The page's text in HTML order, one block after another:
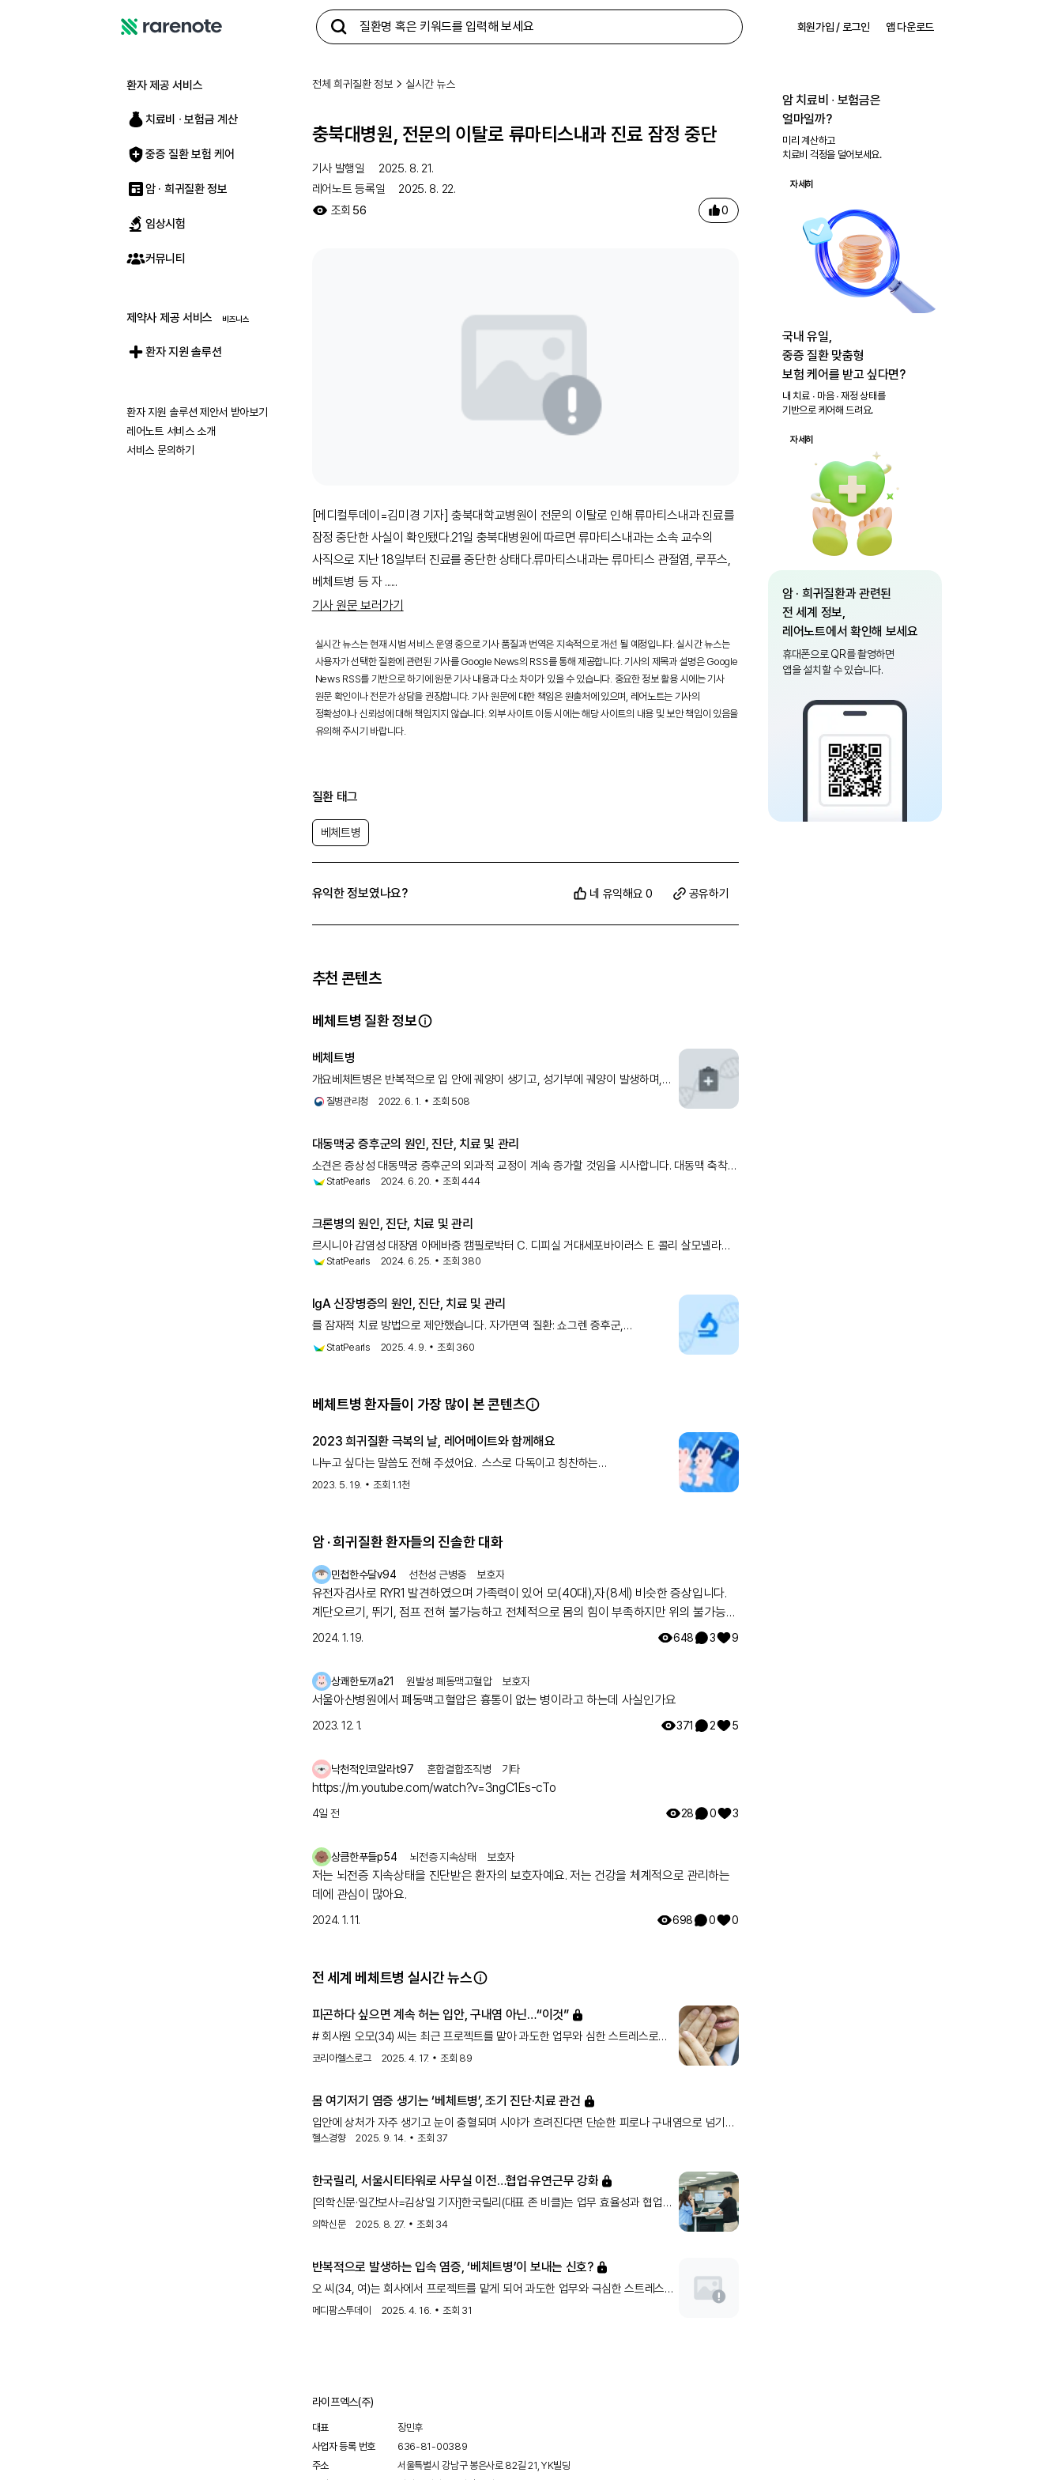
트
회원가입 / 로그인 앱 다운로드
환자 제공 서비스
치료비 ∙ 보험금 계산
중증 질환 보험 케어
암 · 희귀질환 정보
임상시험
커뮤니티
제약사 제공 서비스
환자 지원 솔루션
환자 지원 솔루션 제안서 받아보기
레어노트 서비스 소개
서비스 문의하기
전체 희귀질환 정보 실시간 뉴스
충북대병원, 전문의 이탈로 류마티스내과 진료 잠정 중단
기사 발행일
2025. 8. 21.
레어노트 등록일
2025. 8. 22.
조회 56 0
[메디컬투데이=김미경 기자] 충북대학교병원이 전문의 이탈로 인해 류마티스내과 진료를
잠정 중단한 사실이 확인됐다.21일 충북대병원에 따르면 류마티스내과는 소속 교수의
사직으로 지난 18일부터 진료를 중단한 상태다.류마티스내과는 류마티스 관절염, 루푸스,
베체트병 등 자 ......
기사 원문 보러가기
실시간 뉴스는 현재 시범 서비스 운영 중으로 기사 품질과 번역은 지속적으로 개선 될 예정입니다. 실시간 뉴스는
사용자가 선택한 질환에 관련된 기사를 Google News의 RSS를 통해 제공합니다. 기사의 제목과 설명은 Google
News RSS를 기반으로 하기에 원문 기사 내용과 다소 차이가 있을 수 있습니다. 중요한 정보 활용 시에는 기사
원문 확인이나 전문가 상담을 권장합니다. 기사 원문에 대한 책임은 원출처에 있으며, 레어노트는 기사의
정확성이나 신뢰성에 대해 책임지지 않습니다. 외부 사이트 이동 시에는 해당 사이트의 내용 및 보안 책임이 있음을
유의해 주시기 바랍니다.
질환 태그
베체트병
유익한 정보였나요? 네 유익해요 0 공유하기
추천 콘텐츠
베체트병 질환 정보
베체트병
개요베체트병은 반복적으로 입 안에 궤양이 생기고, 성기부에 궤양이 발생하며,
경우에 따라서는 눈 안에 염증이 발생해서
질병관리청 2022. 6. 1. 조회 508
대동맥궁 증후군의 원인, 진단, 치료 및 관리
소견은 증상성 대동맥궁 증후군의 외과적 교정이 계속 증가할 것임을 시사합니다. 대동맥 축착
동맥경화증 베체트병 거대 세포 동맥염 Ig-G4 관련 질환 가와사키병 류마티스 관절염
StatPearls 2024. 6. 20. 조회444
크론병의 원인, 진단, 치료 및 관리
르시니아 감염성 대장염 아메바증 캠필로박터 C. 디피실 거대세포바이러스 E. 콜리 살모넬라
시겔라 비감염성 베체트병 일반 변이 면역 결핍증 게실염 약물 유발 대장염(예: 비스테로이드성
StatPearls 2024. 6. 25. 조회 380
IgA 신장병증의 원인, 진단, 치료 및 관리
를 잠재적 치료 방법으로 제안했습니다. 자가면역 질환: 쇼그렌 증후군,
척추관절염, 전신성 홍반성 루푸스, 베체트병을 포함한 자가면역 질환이 IgA
StatPearls 2025. 4. 9. 조회 360
베체트병 환자들이 가장 많이 본 콘텐츠
2023 희귀질환 극복의 날, 레어메이트와 함께해요
나누고 싶다는 말씀도 전해 주셨어요. 스스로 다독이고 칭찬하는
귀여운샴고앵스님 귀여운샴고앵스님은 8년 전 베체트병을 진단받으셨어요.
2023. 5. 19. 조회 1.1천
암 · 희귀질환 환자들의 진솔한 대화
민첩한수달v94 선천성 근병증 보호자
유전자검사로 RYR1 발견하였으며 가족력이 있어 모(40대),자(8세) 비슷한 증상입니다.
계단오르기, 뛰기, 점프 전혀 불가능하고 전체적으로 몸의 힘이 부족하지만 위의 불가능한
점을 빼고는 힘들지만 일상생활 가능합니다. 모의 유아시절인 35년전 서울대병원 진료를
지내다가 출산후 첫째아이도 같은 증상으로 서울대병원 방문하여 근육병의심으로 여러
검사를 하였으나 정확한 이유는 찾지 못했고 국내에는 없는 유형이며 다른나라에도 같은
케이스가 있나 알아보기로 하고 주기적으로 외래만 다녔습니다. 그렇게 아이가 7세가 되
고 지방병원에서 ryr1 발견하였고 드디어 모자 모두 최종진단 받았어요. 이 글 작성후 한달
기다려보자고 하십니다 ㅠㅠ
2024. 1. 19. 648 3 9
상쾌한토끼a21 원발성 폐동맥고혈압 보호자
서울아산병원에서 폐동맥고혈압은 흉통이 없는 병이라고 하는데 사실인가요
2023. 12. 1. 371 2 5
낙천적인코알라t97 혼합결합조직병 기타
https://m.youtube.com/watch?v=3ngC1Es-cTo
4일 전 28 0 3
상큼한푸들p54 뇌전증 지속상태 보호자
저는 뇌전증 지속상태을 진단받은 환자의 보호자예요. 저는 건강을 체계적으로 관리하는
데에 관심이 많아요.
2024. 1. 11. 698 0 0
전 세계 베체트병 실시간 뉴스
피곤하다 싶으면 계속 허는 입안, 구내염 아닌…“이것”
# 회사원 오모(34) 씨는 최근 프로젝트를 맡아 과도한 업무와 심한 스트레스로
피곤한 날의 연속이다. 몇 달 전부터 재발하는 입안이 계속 헐고, 따끔따끔한
번져 식사도 제대로 하지 못하는 지경에 이르렀고, 오 씨는 병원을 찾아
‘베체트병’을 진단받았다.‘베체트병’은 대표적인 자가면역질환이다. 입안이 헐고
성기 주위 궤양과 피부 병변, 눈의 염증(포도막염) 등이 주요 증상이
코리아헬스로그 2025. 4. 17. 조회 89
몸 여기저기 염증 생기는 ‘베체트병’, 조기 진단·치료 관건
입안에 상처가 자주 생기고 눈이 충혈되며 시야가 흐려진다면 단순한 피로나 구내염으로 넘기지
말아야 한다. 몸 여러 부위에 염증을 일으키는 베체트병의 신호일 수 있기 때문이다.베체트병은
만성질환이지만 조기진단과 꾸준한 치료를 통해 증상을 조절하고 일상생활을 유지할 수 있다.
따라서 염증이 반복된다면 방치하지 말고 빨리 병원을 찾아야 한다.베체트병의 대표적인 증상은
입과 성기 주변 궤양, 눈의 염증(포도막염), 피부발진 등이다. 무릎·발목관절이
헬스경향 2025. 9. 14. 조회 37
한국릴리, 서울시티타워로 사무실 이전…협업·유연근무 강화
[의학신문·일간보사=김상일 기자]한국릴리(대표 존 비클)는 업무 효율성과 협업
문화 강화를 위해 서울 중구 ‘서울시티타워’로 사무실을 이전했다고 26일 밝혔다.
리프레시 공간도 확충해 직원 간 열린 소통과 아이디어 교류를 촉진한다는
방침이다.한국릴리는 2011년 여성가족부로부터 가족친화기업 인증을 받은 이후
15년째 인증을 유지하고 있으며, 유연근무제·재충전휴가·패밀리데이 등 일과
의학신문 2025. 8. 27. 조회 34
반복적으로 발생하는 입속 염증, ‘베체트병’이 보내는 신호?
오 씨(34, 여)는 회사에서 프로젝트를 맡게 되어 과도한 업무와 극심한 스트레스로
피곤한 나날을 보내고 있다. 몇 달 전부터 지속적으로 재발하는 입안이 헐고
메디팜스투데이 2025. 4. 16. 조회 31
라이프엑스(주)
대표
장민후
사업자 등록 번호
636-81-00389
주소
서울특별시 강남구 봉은사로 82길 21, YK빌딩
암 치료비 ∙ 보험금은
얼마일까?
미리 계산하고
치료비 걱정을 덜어보세요.
자세히
국내 유일,
중증 질환 맞춤형
보험 케어를 받고 싶다면?
내 치료 ∙ 마음 ∙ 재정 상태를
기반으로 케어해 드려요.
자세히
암 · 희귀질환과 관련된
전 세계 정보,
레어노트에서 확인해 보세요
휴대폰으로 QR를 촬영하면
앱을 설치할 수 있습니다.